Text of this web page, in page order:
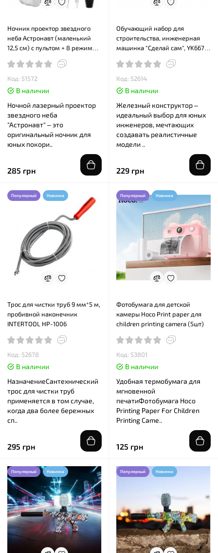
Ночник проектор звездного
неба Астронавт (маленький
12,5 см) с пультом + 8 режимов
Код: 51572
В наличии
Ночной лазерный проектор
звездного неба
"Астронавт" – это
оригинальный ночник для
юных покори..
285 грн
Обучающий набор для
строительства, инженерная
машинка "Сделай сам", YK667S,
Код: 52614
В наличии
Железный конструктор –
идеальный выбор для юных
инженеров, мечтающих
создавать реалистичные
модели ..
229 грн
Популярный Новинка
Трос для чистки труб 9 мм*5 м,
пробивной наконечник
INTERTOOL HP-1006
Код: 52678
В наличии
НазначениеСантехнический
трос для чистки труб
применяется в том случае,
когда два более бережных
сп..
295 грн
Популярный Новинка
Фотобумага для детской
камеры Hoco Print paper для
children printing camera (5шт)
Код: 53801
В наличии
Удобная термобумага для
мгновенной
печатиФотобумага Hoco
Printing Paper For Children
Printing Came..
125 грн
Популярный Новинка Популярный Новинка